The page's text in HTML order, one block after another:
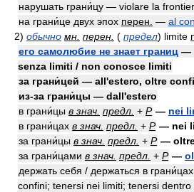
нарушать грани́цу — violare la
на грани́це двух эпох перен. — al
2) обычно мн. перен. ( предел) limite
его самолюбие не знает границ —
senza limiti / non conosce limiti
за грани́цей — all'estero, oltre
из-за грани́цы — dall'estero
в грани́цы в знач. предл. + Р — nei
в грани́цах в знач. предл. + Р — nei
за грани́цы в знач. предл. + Р —
за грани́цами в знач. предл. + Р —
держать себя / держаться в грани́цах
confini; tenersi nei limiti; tenersi dentro